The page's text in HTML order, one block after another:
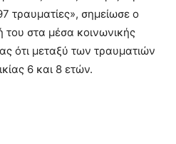
τραυματίες», σημείωσε ο
του στα μέσα κοινωνικής
ότι μεταξύ των τραυματιών
6 και 8 ετών.